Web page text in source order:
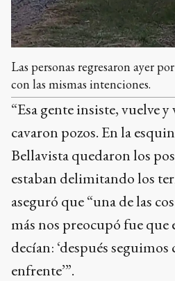
Las personas regresaron ayer
con las mismas intenciones.
“Esa gente insiste, vuelve
cavaron pozos. En la
Bellavista quedaron los
estaban delimitando los
aseguró que “una de las
más nos preocupó fue que
decían: ‘después
enfrente’”.